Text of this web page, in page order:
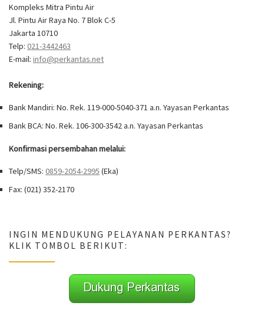
Kompleks Mitra Pintu Air
Jl. Pintu Air Raya No. 7 Blok C-5
Jakarta 10710
Telp: 021-3442463
E-mail: info@perkantas.net
Rekening:
Bank Mandiri: No. Rek. 119-000-5040-371 a.n. Yayasan Perkantas
Bank BCA: No. Rek. 106-300-3542 a.n. Yayasan Perkantas
Konfirmasi persembahan melalui:
Telp/SMS: 0859-2054-2995 (Eka)
Fax: (021) 352-2170
INGIN MENDUKUNG PELAYANAN PERKANTAS?
KLIK TOMBOL BERIKUT: